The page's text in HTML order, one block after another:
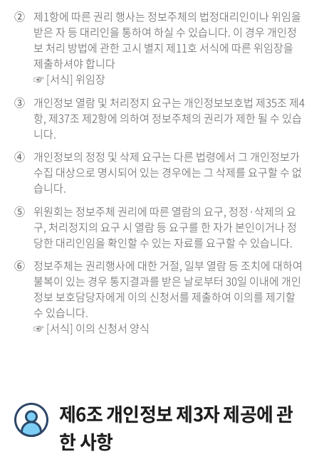
② 제1항에 따른 권리 행사는 정보주체의 법정대리인이나 위임을
받은 자 등 대리인을 통하여 하실 수 있습니다. 이 경우 개인정
보 처리 방법에 관한 고시 별지 제11호 서식에 따른 위임장을
제출하셔야 합니다
☞ [서식] 위임장
③ 개인정보 열람 및 처리정지 요구는 개인정보보호법 제35조 제4
항, 제37조 제2항에 의하여 정보주체의 권리가 제한 될 수 있습
니다.
④ 개인정보의 정정 및 삭제 요구는 다른 법령에서 그 개인정보가
수집 대상으로 명시되어 있는 경우에는 그 삭제를 요구할 수 없
습니다.
⑤ 위원회는 정보주체 권리에 따른 열람의 요구, 정정·삭제의 요
구, 처리정지의 요구 시 열람 등 요구를 한 자가 본인이거나 정
당한 대리인임을 확인할 수 있는 자료를 요구할 수 있습니다.
⑥ 정보주체는 권리행사에 대한 거절, 일부 열람 등 조치에 대하여
불복이 있는 경우 통지결과를 받은 날로부터 30일 이내에 개인
정보 보호담당자에게 이의 신청서를 제출하여 이의를 제기할
수 있습니다.
☞ [서식] 이의 신청서 양식
제6조 개인정보 제3자 제공에 관
한 사항